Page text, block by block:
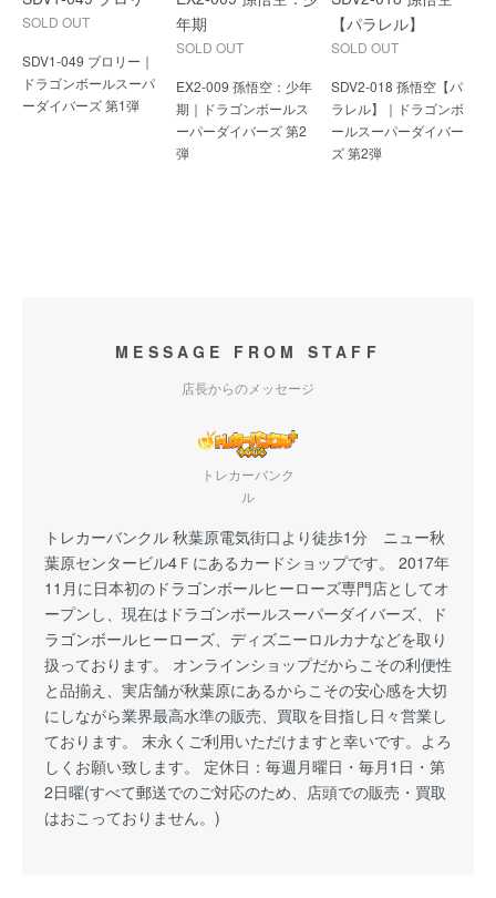
SOLD OUT
SDV1-049 ブロリー｜
ドラゴンボールスーパ
ーダイバーズ 第1弾
年期
SOLD OUT
EX2-009 孫悟空：少年
期｜ドラゴンボールス
ーパーダイバーズ 第2
弾
【パラレル】
SOLD OUT
SDV2-018 孫悟空【パ
ラレル】｜ドラゴンボ
ールスーパーダイバー
ズ 第2弾
MESSAGE FROM STAFF
店長からのメッセージ
トレカーバンク
ル
トレカーバンクル 秋葉原電気街口より徒歩1分 ニュー秋
葉原センタービル4Ｆにあるカードショップです。 2017年
11月に日本初のドラゴンボールヒーローズ専門店としてオ
ープンし、現在はドラゴンボールスーパーダイバーズ、ド
ラゴンボールヒーローズ、ディズニーロルカナなどを取り
扱っております。 オンラインショップだからこその利便性
と品揃え、実店舗が秋葉原にあるからこその安心感を大切
にしながら業界最高水準の販売、買取を目指し日々営業し
ております。 末永くご利用いただけますと幸いです。よろ
しくお願い致します。 定休日：毎週月曜日・毎月1日・第
2日曜(すべて郵送でのご対応のため、店頭での販売・買取
はおこっておりません。)